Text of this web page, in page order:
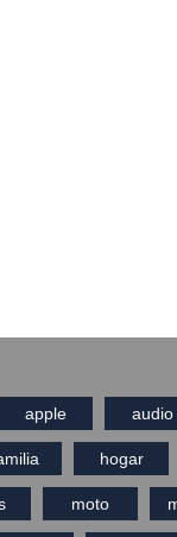
apple audio
hogar
moto